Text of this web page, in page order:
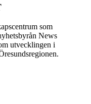
som
News
utvecklingen i